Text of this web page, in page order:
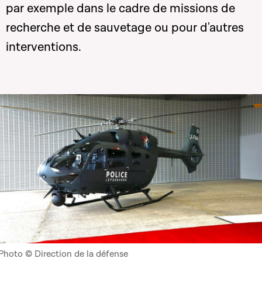
par exemple dans le cadre de missions de
recherche et de sauvetage ou pour d'autres
interventions.
© Direction de la défense